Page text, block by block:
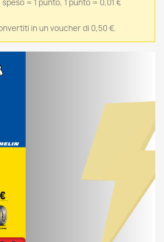
speso = 1 punto, 1 punto = 0,01 €
in un voucher di 0,50 €.